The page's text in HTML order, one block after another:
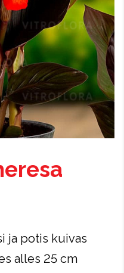
ja potis kuivas
alles 25 cm